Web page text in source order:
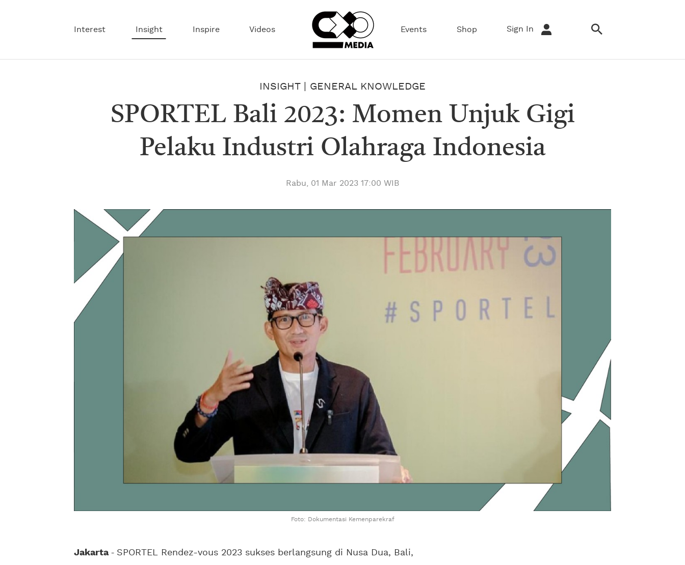
Interest Insight Inspire Videos Events Shop Sign In
INSIGHT| GENERAL KNOWLEDGE
SPORTEL Bali 2023: Momen Unjuk Gigi
Pelaku Industri Olahraga Indonesia
Rabu, 01 Mar 2023 17:00 WIB
Foto: Dokumentasi Kemenparekraf
Jakarta- SPORTEL Rendez-vous 2023 sukses berlangsung di Nusa Dua, Bali,